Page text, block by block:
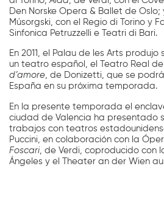
Den Norske Opera & Ballet de
Músorgski, con el Regio di Torino y
Sinfonica Petruzzelli e Teatri di Bari.
En 2011, el Palau de les Arts
un teatro español, el Teatro Real
d’amore, de Donizetti, que se
España en su próxima temporada.
En la presente temporada el
ciudad de Valencia ha presentado
trabajos con teatros
Puccini, en colaboración con la
Foscari, de Verdi, coproducido con
Ángeles y el Theater an der Wien